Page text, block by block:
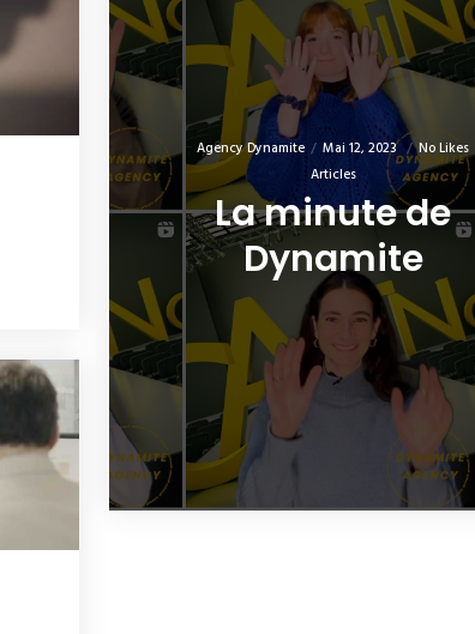
Agency Dynamite Mai 12, 2023
No Likes
Articles
La minute de
Dynamite